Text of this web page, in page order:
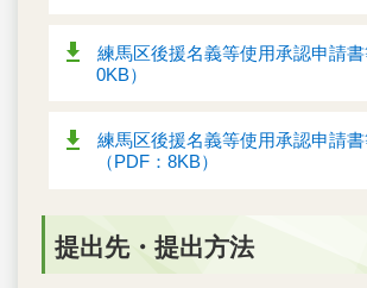
練馬区後援名義等使用承認申請
0KB）
練馬区後援名義等使用承認申請書
（PDF：8KB）
提出先・提出方法